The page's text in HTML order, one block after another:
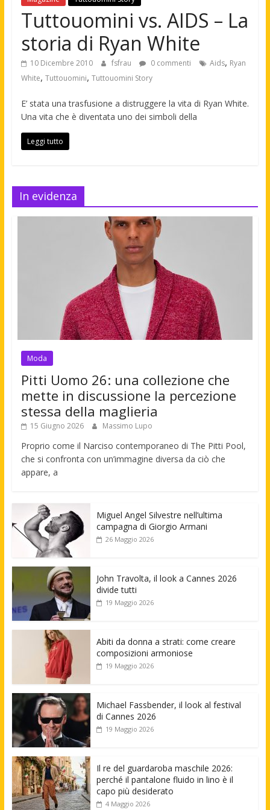
Tuttouomini vs. AIDS – La
storia di Ryan White
10 Dicembre 2010 fsfrau 0 commenti Aids, Ryan
White, Tuttouomini, Tuttouomini Story
E’ stata una trasfusione a distruggere la vita di Ryan White.
Una vita che è diventata uno dei simboli della
Leggi tutto
In evidenza
Moda
Pitti Uomo 26: una collezione che
mette in discussione la percezione
stessa della maglieria
15 Giugno 2026 Massimo Lupo
Proprio come il Narciso contemporaneo di The Pitti Pool,
che si confronta con un’immagine diversa da ciò che
appare, a
Miguel Angel Silvestre nell’ultima
campagna di Giorgio Armani
26 Maggio 2026
John Travolta, il look a Cannes 2026
divide tutti
19 Maggio 2026
Abiti da donna a strati: come creare
composizioni armoniose
19 Maggio 2026
Michael Fassbender, il look al festival
di Cannes 2026
19 Maggio 2026
Il re del guardaroba maschile 2026:
perché il pantalone fluido in lino è il
capo più desiderato
4 Maggio 2026